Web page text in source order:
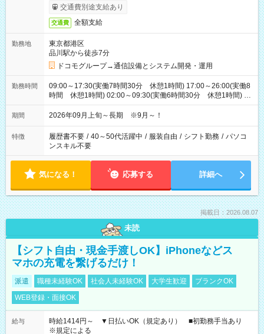
交通費別途支給あり
交通費 全額支給
勤務地
東京都港区
品川駅から徒歩7分
ドコモグループ→通信設備とシステム開発・運用
勤務時間
09:00～17:30(実働7時間30分 休憩1時間) 17:00～26:00(実働8
時間 休憩1時間) 02:00～09:30(実働6時間30分 休憩1時間) ※
日勤は就業時間1/夜勤は就業時間2.3を連続で行って頂きます
期間 2026年09月上旬～長期 ※9月～！
特徴 履歴書不要 / 40～50代活躍中 / 服装自由 / シフト勤務 / パソコ
ンスキル不要
気になる！ 応募する 詳細へ
掲載日：2026.08.07
未読
【シフト自由・現金手渡しOK】iPhoneなどス
マホの充電を繋げるだけ！
派遣 職種未経験OK 社会人未経験OK 大学生歓迎
ブランクOK
WEB登録・面接OK
給与
時給1414円～ ▼日払いOK（規定あり） ■初勤務手当あり
※規定による